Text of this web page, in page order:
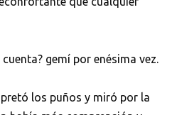
gemí por enésima vez.
los puños y miró por la